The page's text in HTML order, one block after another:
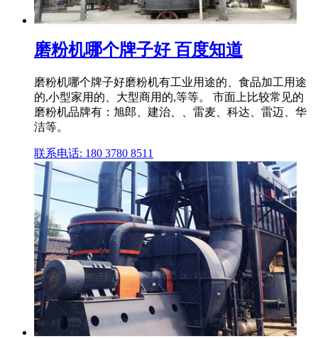
磨粉机哪个牌子好 百度知道
磨粉机哪个牌子好磨粉机有工业用途的、食品加工用途
的,小型家用的、大型商用的,等等。 市面上比较常见的
磨粉机品牌有：旭郎、建治、、雷麦、科达、雷迈、华
洁等。
联系电话: 180 3780 8511